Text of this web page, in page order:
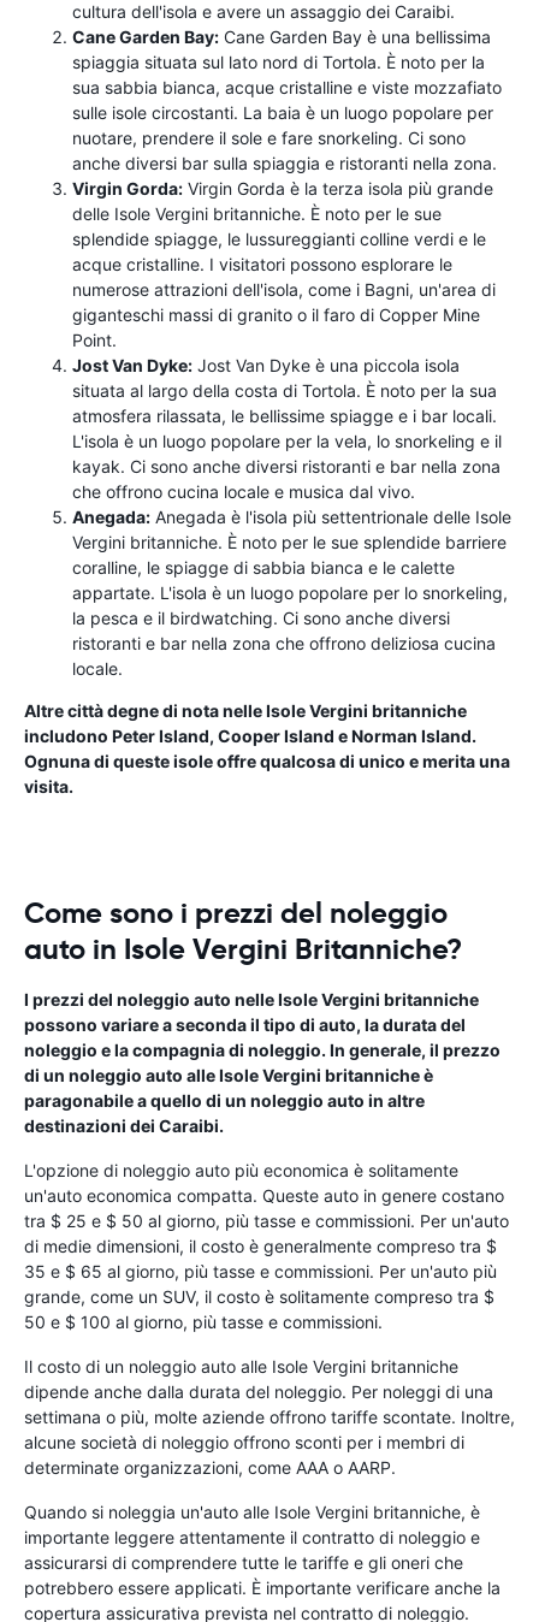
cultura dell'isola e avere un assaggio dei Caraibi.
Cane Garden Bay: Cane Garden Bay è una bellissima
spiaggia situata sul lato nord di Tortola. È noto per la
sua sabbia bianca, acque cristalline e viste mozzafiato
sulle isole circostanti. La baia è un luogo popolare per
nuotare, prendere il sole e fare snorkeling. Ci sono
anche diversi bar sulla spiaggia e ristoranti nella zona.
Virgin Gorda: Virgin Gorda è la terza isola più grande
delle Isole Vergini britanniche. È noto per le sue
splendide spiagge, le lussureggianti colline verdi e le
acque cristalline. I visitatori possono esplorare le
numerose attrazioni dell'isola, come i Bagni, un'area di
giganteschi massi di granito o il faro di Copper Mine
Point.
Jost Van Dyke: Jost Van Dyke è una piccola isola
situata al largo della costa di Tortola. È noto per la sua
atmosfera rilassata, le bellissime spiagge e i bar locali.
L'isola è un luogo popolare per la vela, lo snorkeling e il
kayak. Ci sono anche diversi ristoranti e bar nella zona
che offrono cucina locale e musica dal vivo.
Anegada: Anegada è l'isola più settentrionale delle Isole
Vergini britanniche. È noto per le sue splendide barriere
coralline, le spiagge di sabbia bianca e le calette
appartate. L'isola è un luogo popolare per lo snorkeling,
la pesca e il birdwatching. Ci sono anche diversi
ristoranti e bar nella zona che offrono deliziosa cucina
locale.
Altre città degne di nota nelle Isole Vergini britanniche
includono Peter Island, Cooper Island e Norman Island.
Ognuna di queste isole offre qualcosa di unico e merita una
visita.
Come sono i prezzi del noleggio
auto in Isole Vergini Britanniche?
I prezzi del noleggio auto nelle Isole Vergini britanniche
possono variare a seconda il tipo di auto, la durata del
noleggio e la compagnia di noleggio. In generale, il prezzo
di un noleggio auto alle Isole Vergini britanniche è
paragonabile a quello di un noleggio auto in altre
destinazioni dei Caraibi.
L'opzione di noleggio auto più economica è solitamente
un'auto economica compatta. Queste auto in genere costano
tra $ 25 e $ 50 al giorno, più tasse e commissioni. Per un'auto
di medie dimensioni, il costo è generalmente compreso tra $
35 e $ 65 al giorno, più tasse e commissioni. Per un'auto più
grande, come un SUV, il costo è solitamente compreso tra $
50 e $ 100 al giorno, più tasse e commissioni.
Il costo di un noleggio auto alle Isole Vergini britanniche
dipende anche dalla durata del noleggio. Per noleggi di una
settimana o più, molte aziende offrono tariffe scontate. Inoltre,
alcune società di noleggio offrono sconti per i membri di
determinate organizzazioni, come AAA o AARP.
Quando si noleggia un'auto alle Isole Vergini britanniche, è
importante leggere attentamente il contratto di noleggio e
assicurarsi di comprendere tutte le tariffe e gli oneri che
potrebbero essere applicati. È importante verificare anche la
copertura assicurativa prevista nel contratto di noleggio.